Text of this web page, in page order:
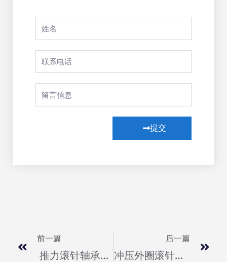
提交
前一篇
推力滚针轴承——新豪轴承
后一篇
冲压外圈滚针轴承（2）—新豪轴承